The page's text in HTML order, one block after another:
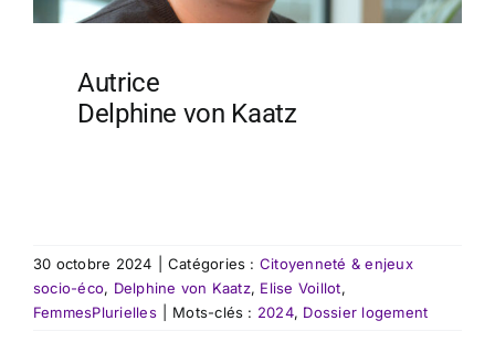
Autrice
Delphine von Kaatz
30 octobre 2024 Catégories : Citoyenneté & enjeux
socio-éco, Delphine von Kaatz, Elise Voillot,
FemmesPlurielles
Mots-clés : 2024, Dossier logement